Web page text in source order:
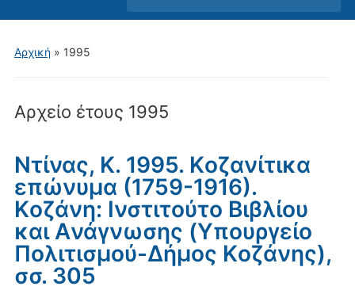
μενού
για
Αρχική» 1995
Αρχείο έτους 1995
Ντίνας, Κ. 1995. Kοζανίτικα
επώνυμα (1759-1916).
Kοζάνη: Iνστιτούτο Bιβλίου
και Aνάγνωσης (Yπουργείο
Πολιτισμού-Δήμος Kοζάνης),
σσ. 305